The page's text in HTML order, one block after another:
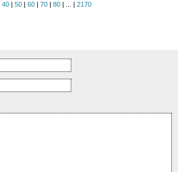
40| 50| 60| 70| 80| | 2170